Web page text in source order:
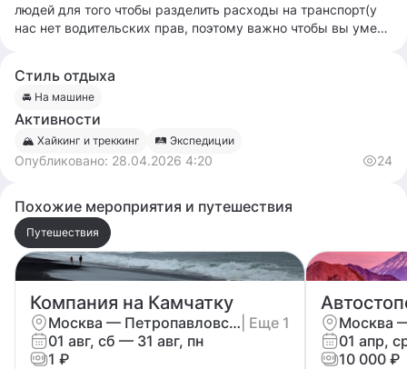
людей для того чтобы разделить расходы на транспорт(у
нас нет водительских прав, поэтому важно чтобы вы умели
Стиль отдыха
🚘 На машине
Активности
🏔 Хайкинг и треккинг 🛤 Экспедиции
Опубликовано: 28.04.2026 4:20 24
Похожие мероприятия и путешествия
Путешествия
Компания на Камчатку
Москва — Петропавловск-Камчатский | Еще 1
01 авг, сб — 31 авг, пн
1 ₽
01 апр,
10 000 ₽